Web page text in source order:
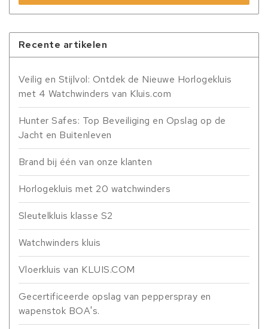
Recente artikelen
Veilig en Stijlvol: Ontdek de Nieuwe Horlogekluis
met 4 Watchwinders van Kluis.com
Hunter Safes: Top Beveiliging en Opslag op de
Jacht en Buitenleven
Brand bij één van onze klanten
Horlogekluis met 20 watchwinders
Sleutelkluis klasse S2
Watchwinders kluis
Vloerkluis van KLUIS.COM
Gecertificeerde opslag van pepperspray en
wapenstok BOA's.